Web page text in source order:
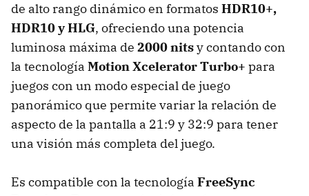
de alto rango dinámico en formatos HDR10+,
HDR10 y HLG, ofreciendo una potencia
luminosa máxima de 2000 nitsy contando con
la tecnología Motion Xcelerator Turbo+ para
juegos con un modo especial de juego
panorámico que permite variar la relación de
aspecto de la pantalla a 21:9 y 32:9 para tener
una visión más completa del juego.
Es compatible con la tecnología FreeSync